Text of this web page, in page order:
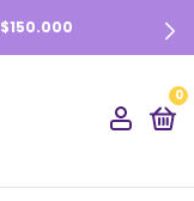
$150.000
0